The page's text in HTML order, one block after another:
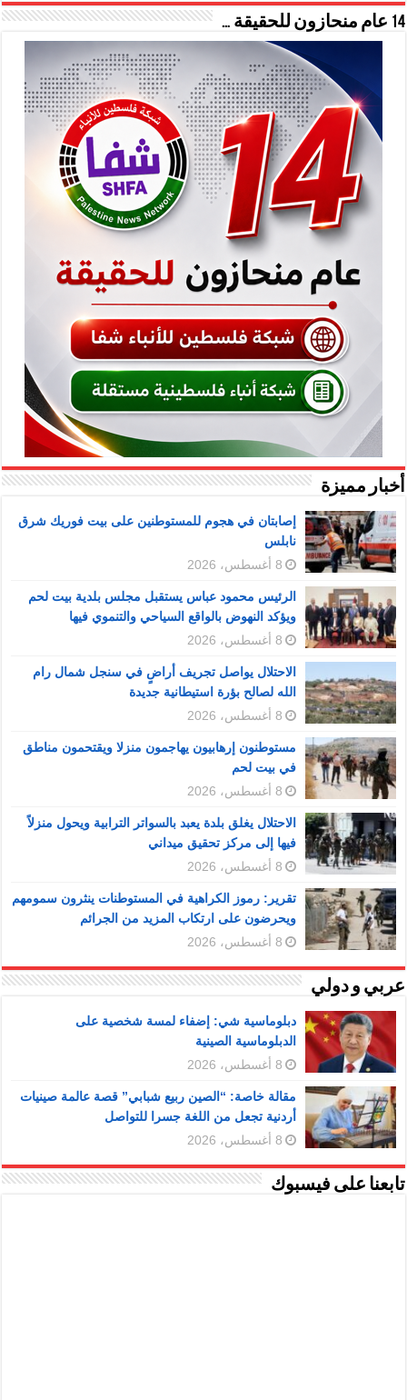
14 عام منحازون للحقيقة …
أخبار مميزة
إصابتان في هجوم للمستوطنين على بيت فوريك شرق
نابلس
8 أغسطس، 2026
الرئيس محمود عباس يستقبل مجلس بلدية بيت لحم
ويؤكد النهوض بالواقع السياحي والتنموي فيها
8 أغسطس، 2026
الاحتلال يواصل تجريف أراضٍ في سنجل شمال رام
الله لصالح بؤرة استيطانية جديدة
8 أغسطس، 2026
مستوطنون إرهابيون يهاجمون منزلا ويقتحمون مناطق
في بيت لحم
8 أغسطس، 2026
الاحتلال يغلق بلدة يعبد بالسواتر الترابية ويحول منزلاً
فيها إلى مركز تحقيق ميداني
8 أغسطس، 2026
تقرير: رموز الكراهية في المستوطنات ينثرون سمومهم
ويحرضون على ارتكاب المزيد من الجرائم
8 أغسطس، 2026
عربي و دولي
دبلوماسية شي: إضفاء لمسة شخصية على
الدبلوماسية الصينية
8 أغسطس، 2026
مقالة خاصة: “الصين ربيع شبابي” قصة عالمة صينيات
أردنية تجعل من اللغة جسرا للتواصل
8 أغسطس، 2026
تابعنا على فيسبوك